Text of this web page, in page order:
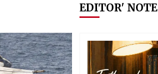
Mamdani, Kini
Mengguncang
EDITOR' NOTE